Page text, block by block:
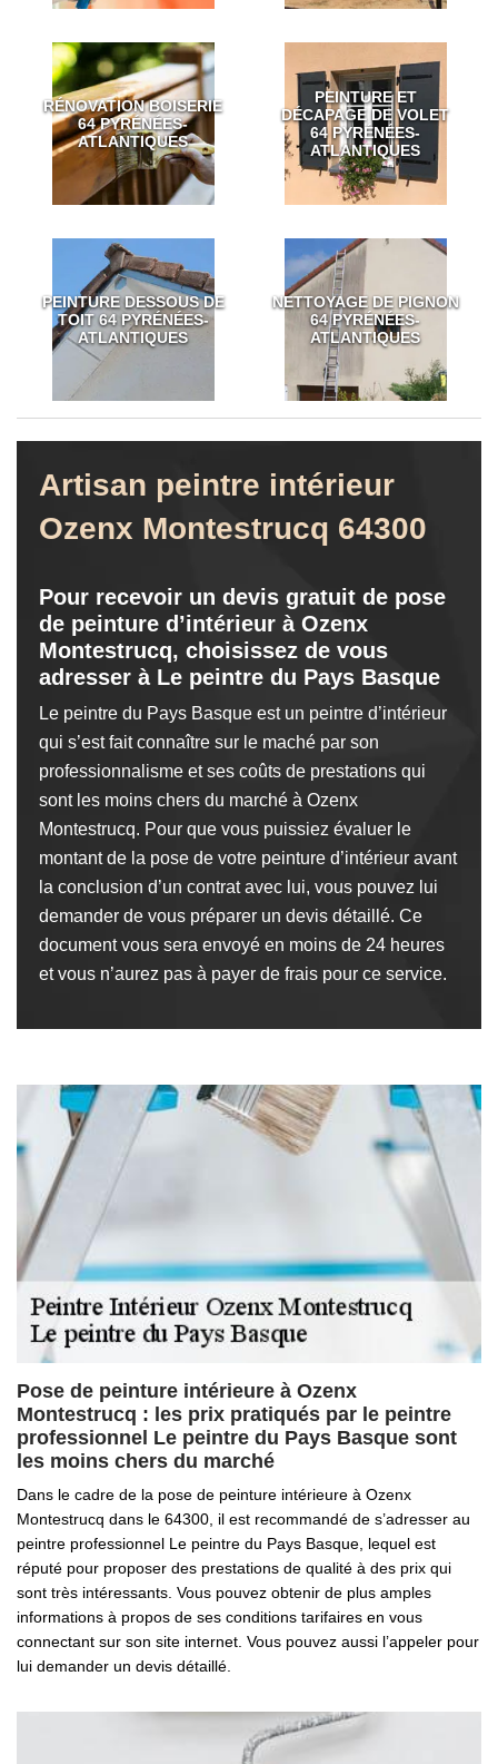
RÉNOVATION BOISERIE
64 PYRÉNÉES-
ATLANTIQUES
PEINTURE ET
DÉCAPAGE DE VOLET
64 PYRÉNÉES-
ATLANTIQUES
PEINTURE DESSOUS DE
TOIT 64 PYRÉNÉES-
ATLANTIQUES
NETTOYAGE DE PIGNON
64 PYRÉNÉES-
ATLANTIQUES
Artisan peintre intérieur
Ozenx Montestrucq 64300
Pour recevoir un devis gratuit de pose
de peinture d’intérieur à Ozenx
Montestrucq, choisissez de vous
adresser à Le peintre du Pays Basque
Le peintre du Pays Basque est un peintre d’intérieur
qui s’est fait connaître sur le maché par son
professionnalisme et ses coûts de prestations qui
sont les moins chers du marché à Ozenx
Montestrucq. Pour que vous puissiez évaluer le
montant de la pose de votre peinture d’intérieur avant
la conclusion d’un contrat avec lui, vous pouvez lui
demander de vous préparer un devis détaillé. Ce
document vous sera envoyé en moins de 24 heures
et vous n’aurez pas à payer de frais pour ce service.
Pose de peinture intérieure à Ozenx
Montestrucq : les prix pratiqués par le peintre
professionnel Le peintre du Pays Basque sont
les moins chers du marché
Dans le cadre de la pose de peinture intérieure à Ozenx
Montestrucq dans le 64300, il est recommandé de s’adresser au
peintre professionnel Le peintre du Pays Basque, lequel est
réputé pour proposer des prestations de qualité à des prix qui
sont très intéressants. Vous pouvez obtenir de plus amples
informations à propos de ses conditions tarifaires en vous
connectant sur son site internet. Vous pouvez aussi l’appeler pour
lui demander un devis détaillé.